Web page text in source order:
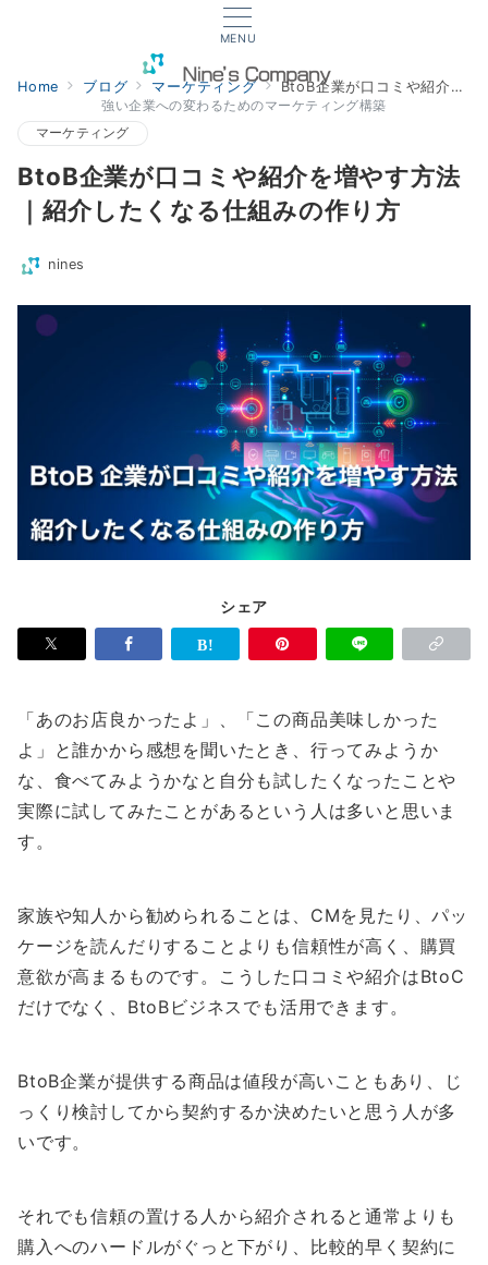
MENU
強い企業への変わるためのマーケティング構築
Home ブログ マーケティング BtoB企業が口コミや紹介を増やす方法｜紹介したくなる仕組みの作り方
マーケティング
BtoB企業が口コミや紹介を増やす方法
｜紹介したくなる仕組みの作り方
nines
シェア
「あのお店良かったよ」、「この商品美味しかった
よ」と誰かから感想を聞いたとき、行ってみようか
な、食べてみようかなと自分も試したくなったことや
実際に試してみたことがあるという人は多いと思いま
す。
家族や知人から勧められることは、CMを見たり、パッ
ケージを読んだりすることよりも信頼性が高く、購買
意欲が高まるものです。こうした口コミや紹介はBtoC
だけでなく、BtoBビジネスでも活用できます。
BtoB企業が提供する商品は値段が高いこともあり、じ
っくり検討してから契約するか決めたいと思う人が多
いです。
それでも信頼の置ける人から紹介されると通常よりも
購入へのハードルがぐっと下がり、比較的早く契約に